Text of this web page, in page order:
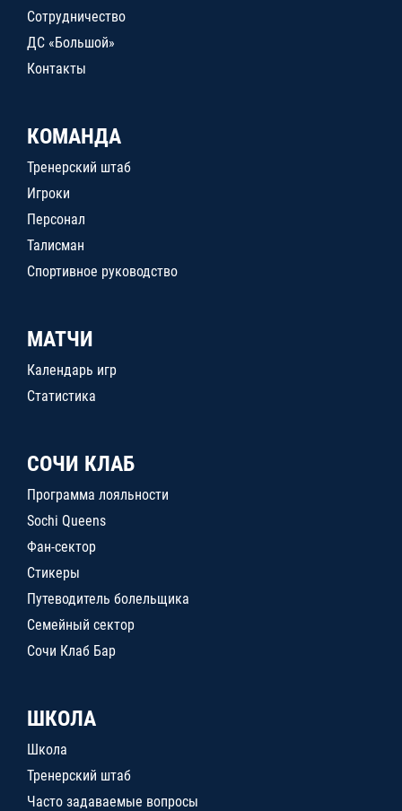
Сотрудничество
ДС «Большой»
Контакты
КОМАНДА
Тренерский штаб
Игроки
Персонал
Талисман
Спортивное руководство
МАТЧИ
Календарь игр
Статистика
СОЧИ КЛАБ
Программа лояльности
Sochi Queens
Фан-сектор
Стикеры
Путеводитель болельщика
Семейный сектор
Сочи Клаб Бар
ШКОЛА
Школа
Тренерский штаб
Часто задаваемые вопросы